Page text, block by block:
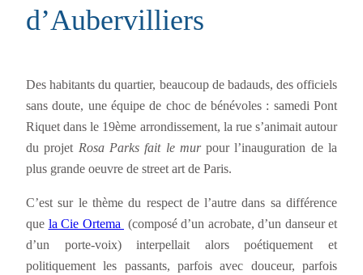
d’Aubervilliers
Des habitants du quartier, beaucoup de badauds, des officiels
sans doute, une équipe de choc de bénévoles : samedi Pont
Riquet dans le 19ème arrondissement, la rue s’animait autour
du projetRosa Parks fait le murpour l’inauguration de la
plus grande oeuvre de street art de Paris.
C’est sur le thème du respect de l’autre dans sa différence
que la Cie Ortema (composé d’un acrobate, d’un danseur et
d’un porte-voix) interpellait alors poétiquement et
politiquement les passants, parfois avec douceur, parfois